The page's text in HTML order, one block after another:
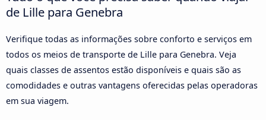
de Lille para Genebra
Verifique todas as informações sobre conforto e serviços em
todos os meios de transporte de Lille para Genebra. Veja
quais classes de assentos estão disponíveis e quais são as
comodidades e outras vantagens oferecidas pelas operadoras
em sua viagem.